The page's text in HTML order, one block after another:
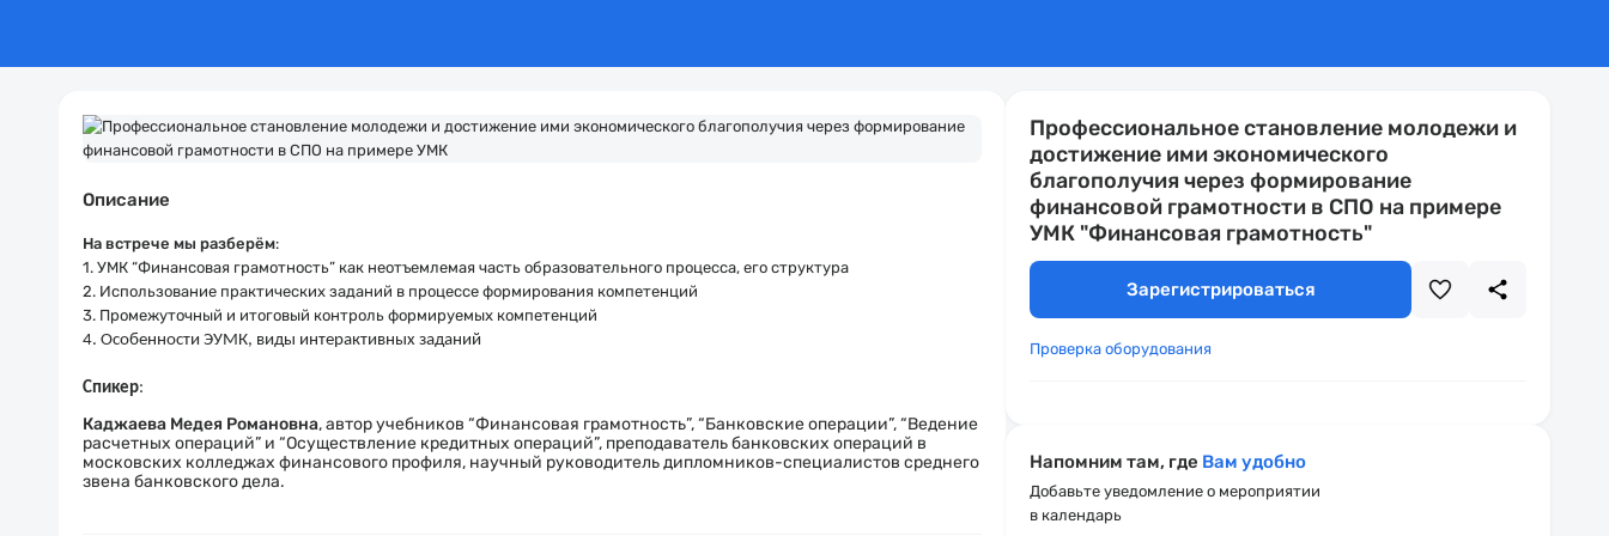
Описание
На встрече мы разберём:
1. УМК “Финансовая грамотность” как неотъемлемая часть образовательного процесса, его структура
2. Использование практических заданий в процессе формирования компетенций
3. Промежуточный и итоговый контроль формируемых компетенций
4. Особенности ЭУМК, виды интерактивных заданий
Спикер:
Каджаева Медея Романовна, автор учебников “Финансовая грамотность”, “Банковские операции”, “Ведение
расчетных операций” и “Осуществление кредитных операций”, преподаватель банковских операций в
московских колледжах финансового профиля, научный руководитель дипломников-специалистов среднего
звена банковского дела.
Профессиональное становление молодежи и
достижение ими экономического
благополучия через формирование
финансовой грамотности в СПО на примере
УМК "Финансовая грамотность"
Зарегистрироваться
Проверка оборудования
Напомним там, где Вам удобно
Добавьте уведомление о мероприятии
в календарь